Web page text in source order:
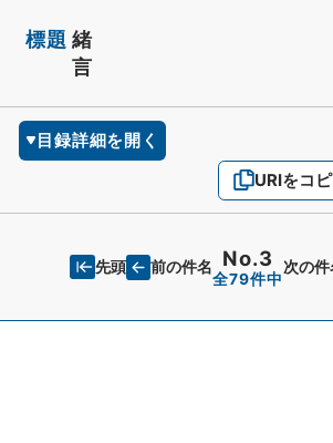
標題 緒
言
目録詳細を開く
URIをコ
先頭 前の件名 No.3
全79件中
次の件